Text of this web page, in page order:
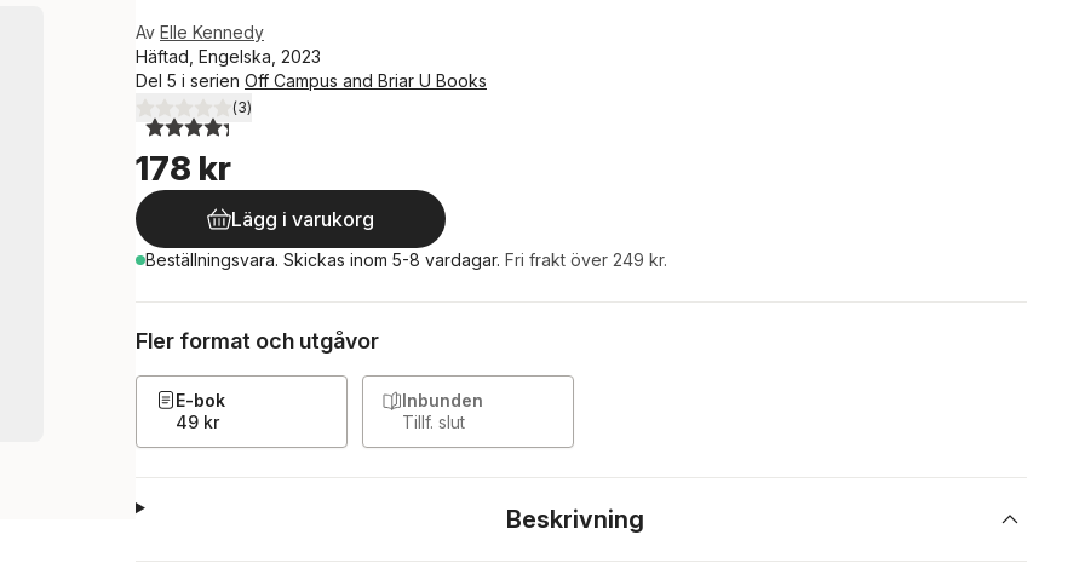
Av Elle Kennedy
Häftad, Engelska, 2023
Del 5 i serien Off Campus and Briar U Books
4,3utav 5 stjärnor. Totalt antal röster:
(3)
178 kr
Lägg i varukorg
Beställningsvara. Skickas inom 5-8 vardagar. Fri frakt över 249 kr.
Fler format och utgåvor
E-bok
49 kr
Inbunden
Tillf. slut
Beskrivning